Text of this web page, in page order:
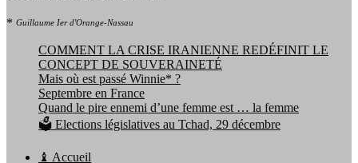
* Guillaume Ier d'Orange-Nassau
COMMENT LA CRISE IRANIENNE REDÉFINIT LE
CONCEPT DE SOUVERAINETÉ
Mais où est passé Winnie* ?
Septembre en France
Quand le pire ennemi d’une femme est … la femme
🗳️ Elections législatives au Tchad, 29 décembre
♝ Accueil